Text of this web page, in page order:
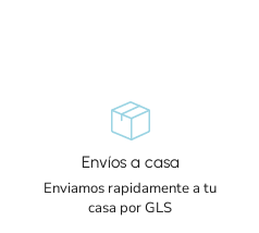
Envíos a casa
Enviamos rapidamente a tu
casa por GLS